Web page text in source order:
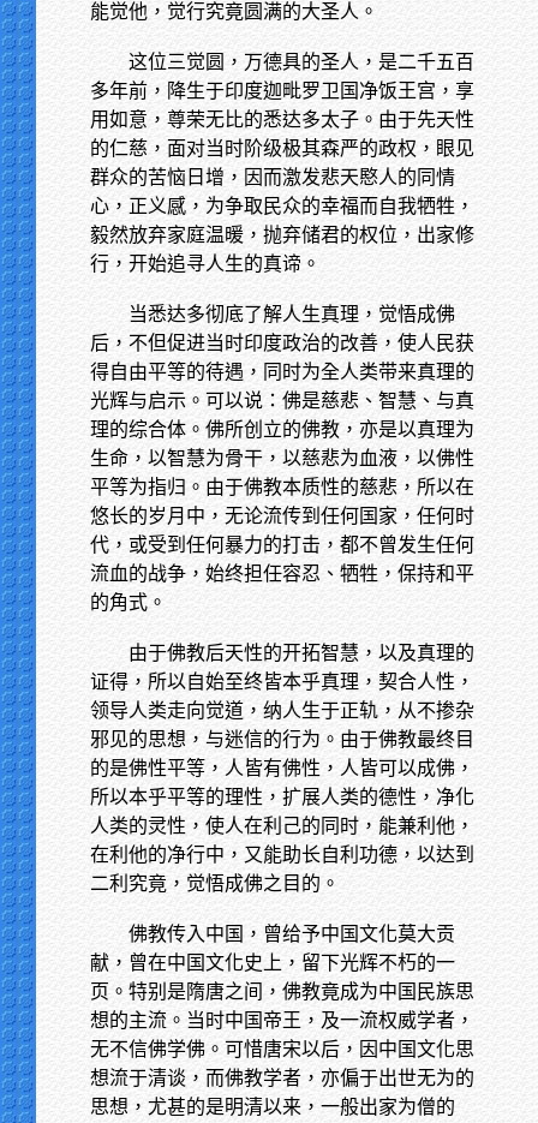
能觉他，觉行究竟圆满的大圣人。
这位三觉圆，万德具的圣人，是二千五百
多年前，降生于印度迦毗罗卫国净饭王宫，享
用如意，尊荣无比的悉达多太子。由于先天性
的仁慈，面对当时阶级极其森严的政权，眼见
群众的苦恼日增，因而激发悲天愍人的同情
心，正义感，为争取民众的幸福而自我牺牲，
毅然放弃家庭温暖，抛弃储君的权位，出家修
行，开始追寻人生的真谛。
当悉达多彻底了解人生真理，觉悟成佛
后，不但促进当时印度政治的改善，使人民获
得自由平等的待遇，同时为全人类带来真理的
光辉与启示。可以说：佛是慈悲、智慧、与真
理的综合体。佛所创立的佛教，亦是以真理为
生命，以智慧为骨干，以慈悲为血液，以佛性
平等为指归。由于佛教本质性的慈悲，所以在
悠长的岁月中，无论流传到任何国家，任何时
代，或受到任何暴力的打击，都不曾发生任何
流血的战争，始终担任容忍、牺牲，保持和平
的角式。
由于佛教后天性的开拓智慧，以及真理的
证得，所以自始至终皆本乎真理，契合人性，
领导人类走向觉道，纳人生于正轨，从不掺杂
邪见的思想，与迷信的行为。由于佛教最终目
的是佛性平等，人皆有佛性，人皆可以成佛，
所以本乎平等的理性，扩展人类的德性，净化
人类的灵性，使人在利己的同时，能兼利他，
在利他的净行中，又能助长自利功德，以达到
二利究竟，觉悟成佛之目的。
佛教传入中国，曾给予中国文化莫大贡
献，曾在中国文化史上，留下光辉不朽的一
页。特别是隋唐之间，佛教竟成为中国民族思
想的主流。当时中国帝王，及一流权威学者，
无不信佛学佛。可惜唐宋以后，因中国文化思
想流于清谈，而佛教学者，亦偏于出世无为的
思想，尤甚的是明清以来，一般出家为僧的